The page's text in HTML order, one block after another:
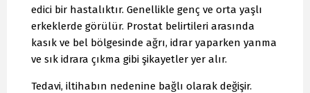
edici bir hastalıktır. Genellikle genç ve orta yaşlı
erkeklerde görülür. Prostat belirtileri arasında
kasık ve bel bölgesinde ağrı, idrar yaparken yanma
ve sık idrara çıkma gibi şikayetler yer alır.
Tedavi, iltihabın nedenine bağlı olarak değişir.